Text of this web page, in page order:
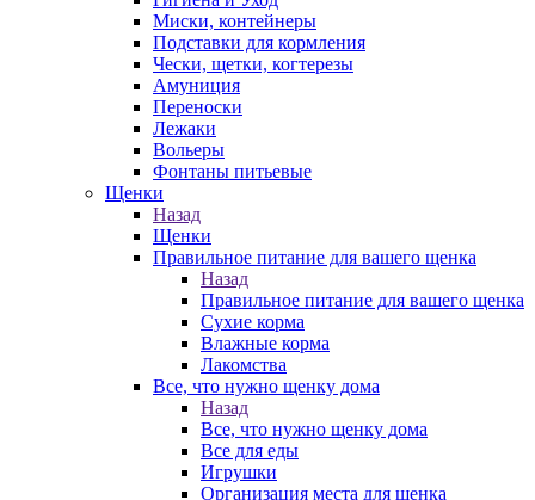
Миски, контейнеры
Подставки для кормления
Чески, щетки, когтерезы
Амуниция
Переноски
Лежаки
Вольеры
Фонтаны питьевые
Щенки
Назад
Щенки
Правильное питание для вашего щенка
Назад
Правильное питание для вашего щенка
Сухие корма
Влажные корма
Лакомства
Все, что нужно щенку дома
Назад
Все, что нужно щенку дома
Все для еды
Игрушки
Организация места для щенка